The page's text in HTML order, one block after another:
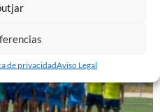
de privacidadAviso Legal